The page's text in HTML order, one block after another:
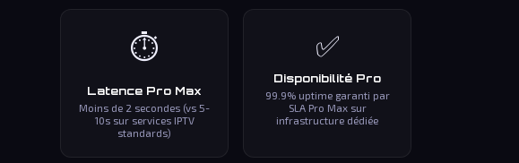
⏱️
Latence Pro Max
Moins de 2 secondes (vs 5-
10s sur services IPTV
standards)
✅
Disponibilité Pro
99.9% uptime garanti par
SLA Pro Max sur
infrastructure dédiée